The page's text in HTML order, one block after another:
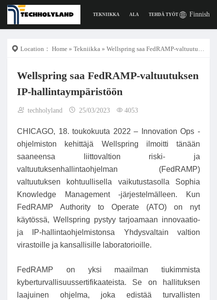
TEKNIIKKA ALA TEHDÄ TYÖTÄ Finnish
Location： Home » Tekniikka » Wellspring saa FedRAMP-valtuutuksen IP-hallintaympäristöön
Wellspring saa FedRAMP-valtuutuksen
IP-hallintaympäristöön
techholyland 25/03/2023 4053
CHICAGO, 18. toukokuuta 2022 – Innovation Ops -
ohjelmiston kehittäjä Wellspring ilmoitti tänään
saaneensa liittovaltion riski- ja
valtuutuksenhallintaohjelman (FedRAMP)
valtuutuksen kohtuullisella vaikutustasolla Sophia
Knowledge Management -järjestelmälleen. Kun
FedRAMP Authority to Operate (ATO) on nyt
käytössä, Wellspring pystyy tarjoamaan innovaatio-
ja IP-hallintaohjelmistonsa Yhdysvaltain valtion
virastoille ja kansallisille laboratorioille.
FedRAMP on yksi maailman tiukimmista
kyberturvallisuussertifikaateista. Se on hallituksen
laajuinen ohjelma, joka edistää turvallisten